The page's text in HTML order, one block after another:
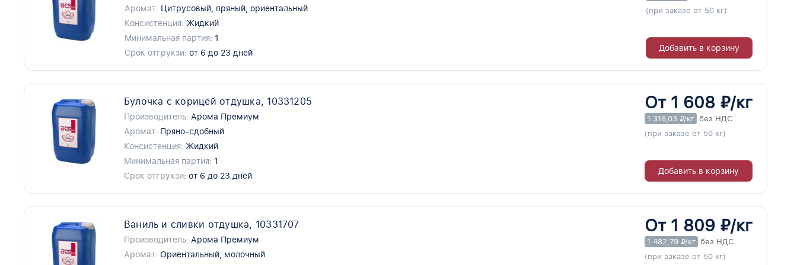
Аромат: Цитрусовый, пряный, ориентальный
Консистенция: Жидкий
Минимальная партия: 1
Срок отгрукзи: от 6 до 23 дней
(при заказе от 50 кг)
Добавить в корзину
Булочка с корицей отдушка, 10331205
Производитель: Арома Премиум
Аромат: Пряно-сдобный
Консистенция: Жидкий
Минимальная партия: 1
Срок отгрукзи: от 6 до 23 дней
От 1 608 ₽/кг
1 318,03 ₽/кг без НДС
(при заказе от 50 кг)
Добавить в корзину
Ваниль и сливки отдушка, 10331707
Производитель: Арома Премиум
Аромат: Ориентальный, молочный
От 1 809 ₽/кг
1 482,79 ₽/кг без НДС
(при заказе от 50 кг)